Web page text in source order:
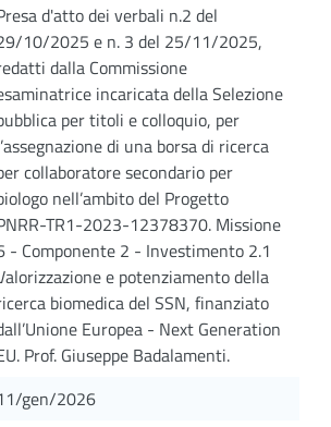
d'atto dei verbali n.2 del
10/2025 e n. 3 del 25/11/2025,
dalla Commissione
incaricata della Selezione
per titoli e colloquio, per
di una borsa di ricerca
collaboratore secondario per
nell’ambito del Progetto
TR1-2023-12378370. Missione
- Componente 2 - Investimento 2.1
e potenziamento della
biomedica del SSN, finanziato
Europea - Next Generation
Prof. Giuseppe Badalamenti.
gen/2026